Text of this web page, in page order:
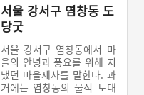
서울 강서구 염창동 도
당굿
서울 강서구 염창동에서 마
을의 안녕과 풍요를 위해 지
냈던 마을제사를 말한다. 과
거에는 염창동의 물적 토대